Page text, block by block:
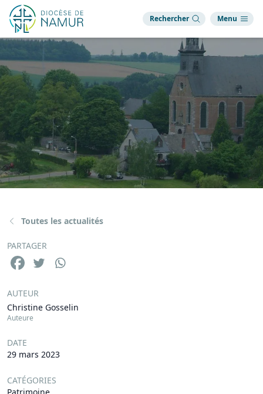
Rechercher Menu
Toutes les actualités
PARTAGER
AUTEUR
Christine Gosselin
Auteure
DATE
29 mars 2023
CATÉGORIES